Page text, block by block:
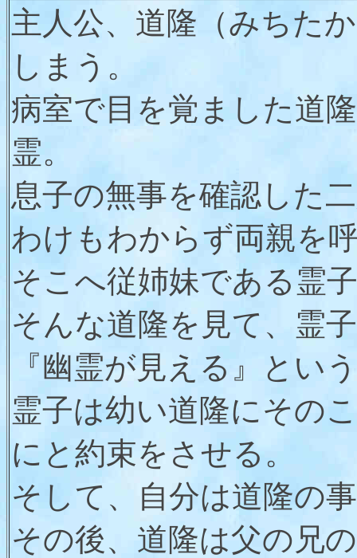
主人公、道隆（みちた
しまう。
病室で目を覚ました道
霊。
息子の無事を確認した
わけもわからず両親を
そこへ従姉妹である霊
そんな道隆を見て、霊
『幽霊が見える』とい
霊子は幼い道隆にその
にと約束をさせる。
そして、自分は道隆の
その後、道隆は父の兄